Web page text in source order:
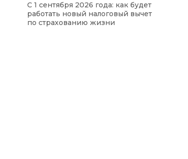
С 1 сентября 2026 года: как будет
работать новый налоговый вычет
по страхованию жизни